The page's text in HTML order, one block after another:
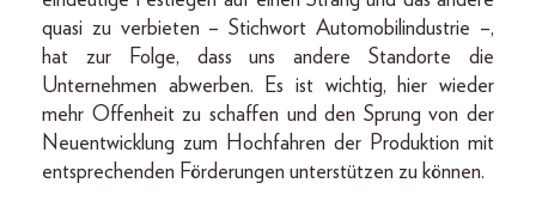
quasi zu verbieten – Stichwort Automobilindustrie –,
hat zur Folge, dass uns andere Standorte die
Unternehmen abwerben. Es ist wichtig, hier wieder
mehr Offenheit zu schaffen und den Sprung von der
Neuentwicklung zum Hochfahren der Produktion mit
entsprechenden Förderungen unterstützen zu können.